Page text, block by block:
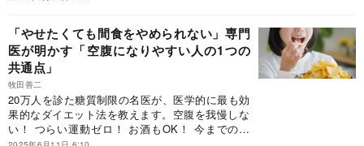
「やせたくても間食をやめられない」専門
医が明かす「空腹になりやすい人の1つの
共通点」
牧田善二
20万人を診た糖質制限の名医が、医学的に最も効
果的なダイエット法を教えます。空腹を我慢しな
い！ つらい運動ゼロ！ お酒もOK！ 今までのダ